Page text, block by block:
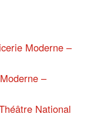
Moderne –
–
National